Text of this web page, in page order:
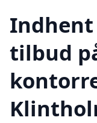
tilbud